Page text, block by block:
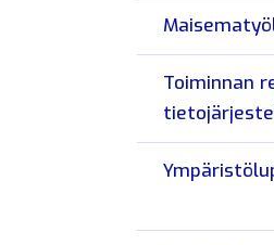
Toiminnan